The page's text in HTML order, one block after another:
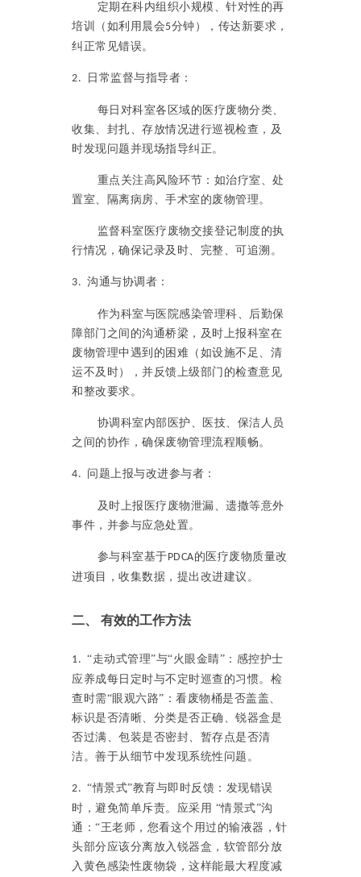
定期在科内组织小规模、针对性的再
培训（如利用晨会5分钟），传达新要求，
纠正常见错误。
2. 日常监督与指导者：
每日对科室各区域的医疗废物分类、
收集、封扎、存放情况进行巡视检查，及
时发现问题并现场指导纠正。
重点关注高风险环节：如治疗室、处
置室、隔离病房、手术室的废物管理。
监督科室医疗废物交接登记制度的执
行情况，确保记录及时、完整、可追溯。
3. 沟通与协调者：
作为科室与医院感染管理科、后勤保
障部门之间的沟通桥梁，及时上报科室在
废物管理中遇到的困难（如设施不足、清
运不及时），并反馈上级部门的检查意见
和整改要求。
协调科室内部医护、医技、保洁人员
之间的协作，确保废物管理流程顺畅。
4. 问题上报与改进参与者：
及时上报医疗废物泄漏、遗撒等意外
事件，并参与应急处置。
参与科室基于PDCA的医疗废物质量改
进项目，收集数据，提出改进建议。
二、 有效的工作方法
1. “走动式管理”与“火眼金睛”：感控护士
应养成每日定时与不定时巡查的习惯。检
查时需“眼观六路”：看废物桶是否盖盖、
标识是否清晰、分类是否正确、锐器盒是
否过满、包装是否密封、暂存点是否清
洁。善于从细节中发现系统性问题。
2. “情景式”教育与即时反馈：发现错误
时，避免简单斥责。应采用 “情景式”沟
通：“王老师，您看这个用过的输液器，针
头部分应该分离放入锐器盒，软管部分放
入黄色感染性废物袋，这样能最大程度减